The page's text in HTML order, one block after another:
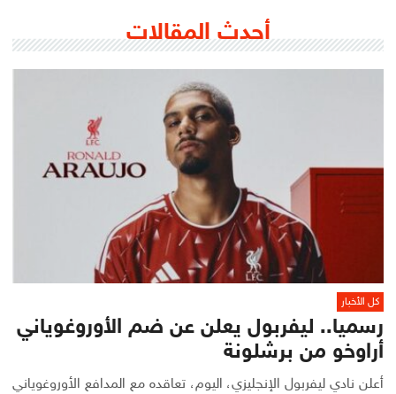
أحدث المقالات
كل الأخبار
رسميا.. ليفربول يعلن عن ضم الأوروغوياني
أراوخو من برشلونة
أعلن نادي ليفربول الإنجليزي، اليوم، تعاقده مع المدافع الأوروغوياني